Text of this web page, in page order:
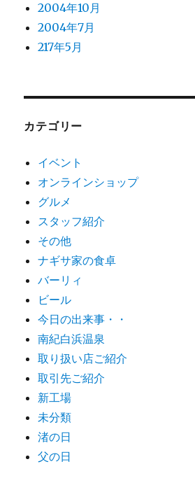
2004年10月
2004年7月
217年5月
カテゴリー
イベント
オンラインショップ
グルメ
スタッフ紹介
その他
ナギサ家の食卓
バーリィ
ビール
今日の出来事・・
南紀白浜温泉
取り扱い店ご紹介
取引先ご紹介
新工場
未分類
渚の日
父の日